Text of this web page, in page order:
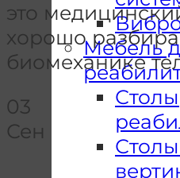
Мебель
Столы
это
хорошо
биомеханике
03
Сен